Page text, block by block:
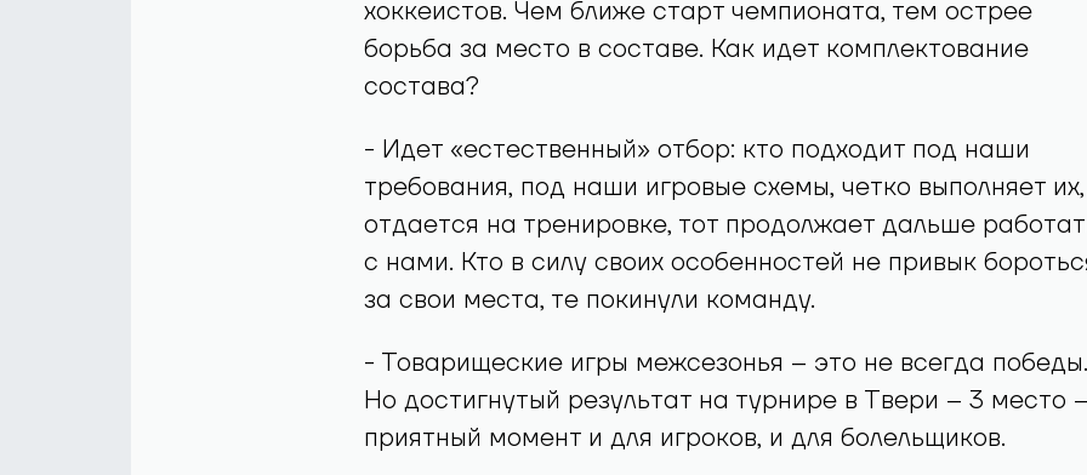
хоккеистов. Чем ближе старт чемпионата, тем острее
борьба за место в составе. Как идет комплектование
состава?
- Идет «естественный» отбор: кто подходит под наши
требования, под наши игровые схемы, четко выполняет их,
отдается на тренировке, тот продолжает дальше
с нами. Кто в силу своих особенностей не привык
за свои места, те покинули команду.
- Товарищеские игры межсезонья – это не всегда победы.
Но достигнутый результат на турнире в Твери – 3 место –
приятный момент и для игроков, и для болельщиков.